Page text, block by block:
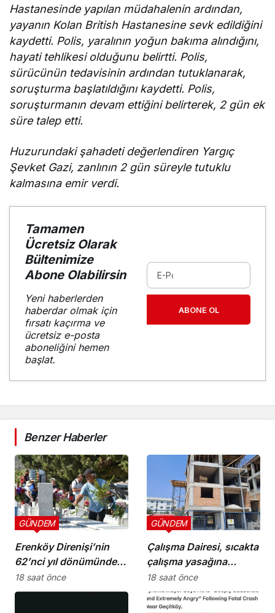
Hastanesinde yapılan müdahalenin ardından,
yayanın Kolan British Hastanesine sevk edildiğini
kaydetti. Polis, yaralının yoğun bakıma alındığını,
hayati tehlikesi olduğunu belirtti. Polis,
sürücünün tedavisinin ardından tutuklanarak,
soruşturma başlatıldığını kaydetti. Polis,
soruşturmanın devam ettiğini belirterek, 2 gün ek
süre talep etti.
Huzurundaki şahadeti değerlendiren Yargıç
Şevket Gazi, zanlının 2 gün süreyle tutuklu
kalmasına emir verdi.
Tamamen
Ücretsiz Olarak
Bültenimize
Abone Olabilirsin
Yeni haberlerden
haberdar olmak için
fırsatı kaçırma ve
ücretsiz e-posta
aboneliğini hemen
başlat.
ABONE OL
Benzer Haberler
Erenköy Direnişi’nin
62’nci yıl dönümünde
şehitler törenle anıldı
GÜNDEM
18 saat önce
Çalışma Dairesi, sıcakta
çalışma yasağına
uymayan 19 iş yerine
uyarı verdi
GÜNDEM
18 saat önce